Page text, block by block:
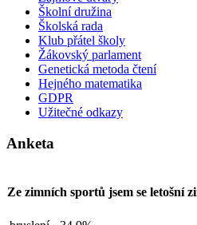
Školní družina
Školská rada
Klub přátel školy
Žákovský parlament
Genetická metoda čtení
Hejného matematika
GDPR
Užitečné odkazy
Anketa
Ze zimních sportů jsem se letošní